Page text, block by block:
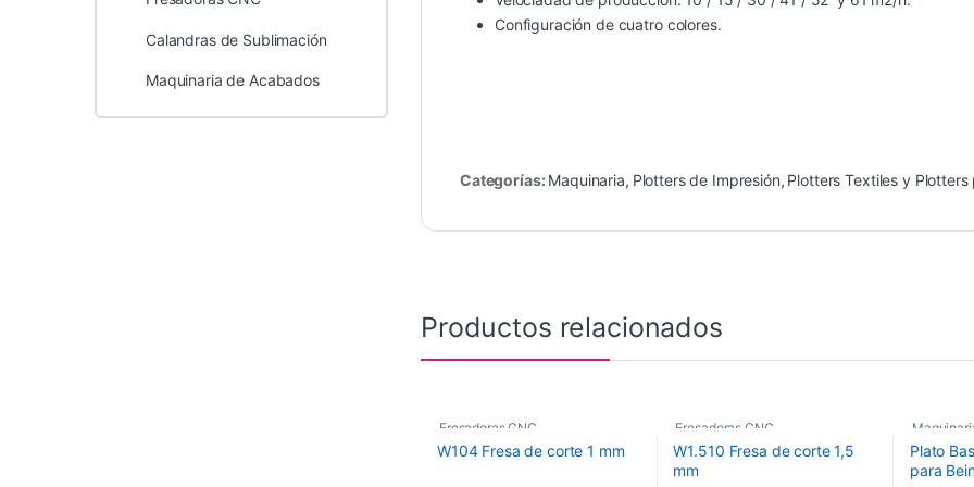
Configuración de cuatro colores.
Categorías: Maquinaria, Plotters de Impresión, Plotters Textiles y Plotters
Productos relacionados
Fresadoras CNC
Fresas de Corte CNC,
W104 Fresa de corte 1 mm
Fresadoras CNC
Fresas de Corte CNC,
W1.510 Fresa de corte 1,5
mm
Plato
para
Calandras de Sublimación
Maquinaria de Acabados